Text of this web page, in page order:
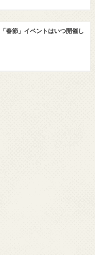
春節」イベントはいつ開催し